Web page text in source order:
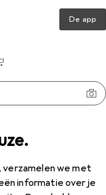
verzamelen we met
informatie over je
De app
konijn